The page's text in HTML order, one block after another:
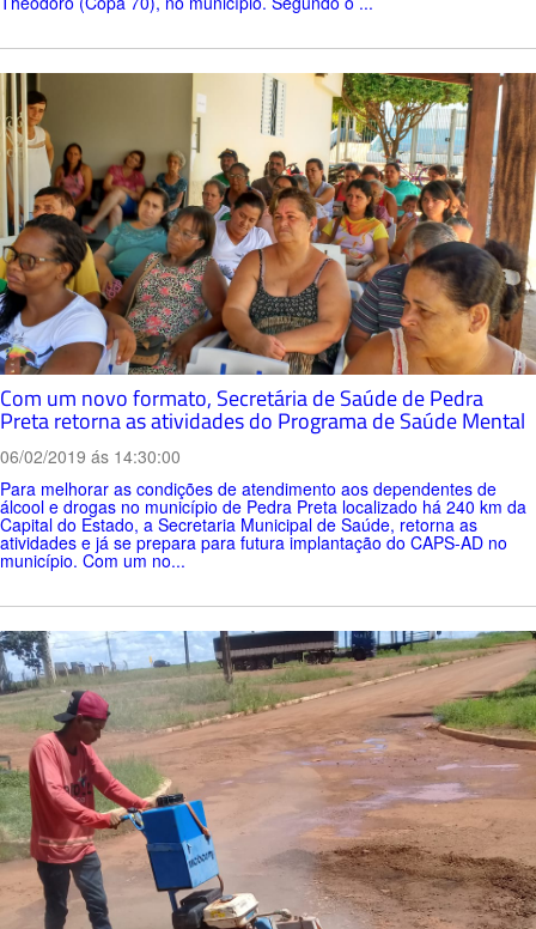
Com um novo formato, Secretária de Saúde de Pedra
Preta retorna as atividades do Programa de Saúde Mental
06/02/2019 ás 14:30:00
Para melhorar as condições de atendimento aos dependentes de
álcool e drogas no município de Pedra Preta localizado há 240 km da
Capital do Estado, a Secretaria Municipal de Saúde, retorna as
atividades e já se prepara para futura implantação do CAPS-AD no
município. Com um no...